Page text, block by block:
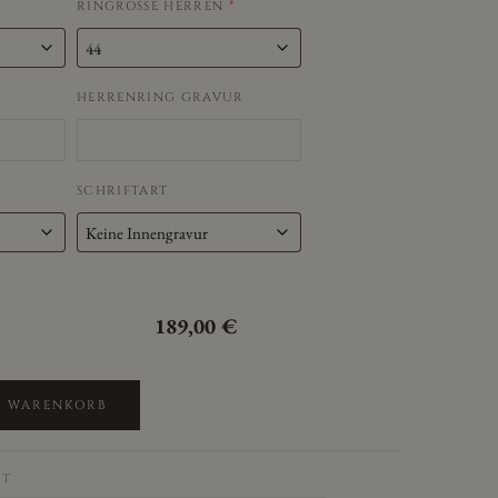
RINGRÖSSE HERREN *
HERRENRING GRAVUR
SCHRIFTART
189,00€